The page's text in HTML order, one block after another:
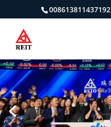
008613811437192